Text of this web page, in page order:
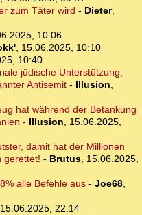
zum Täter wird - Dieter,
10:06
, 15.06.2025, 10:10
10:40
jüdische Unterstützung,
Antisemit - Illusion,
hat während der Betankung
- Illusion, 15.06.2025,
damit hat der Millionen
gerettet! - Brutus, 15.06.2025,
alle Befehle aus- Joe68,
15.06.2025, 22:14